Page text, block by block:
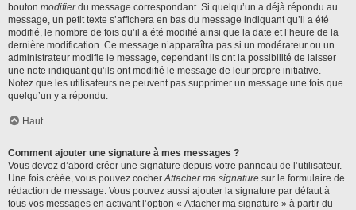
bouton modifierdu message correspondant. Si quelqu’un a déjà répondu au
message, un petit texte s’affichera en bas du message indiquant qu’il a été
modifié, le nombre de fois qu’il a été modifié ainsi que la date et l’heure de la
dernière modification. Ce message n’apparaîtra pas si un modérateur ou un
administrateur modifie le message, cependant ils ont la possibilité de laisser
une note indiquant qu’ils ont modifié le message de leur propre initiative.
Notez que les utilisateurs ne peuvent pas supprimer un message une fois que
quelqu’un y a répondu.
Haut
Comment ajouter une signature à mes messages ?
Vous devez d’abord créer une signature depuis votre panneau de l’utilisateur.
Une fois créée, vous pouvez cocherAttacher ma signature sur le formulaire de
rédaction de message. Vous pouvez aussi ajouter la signature par défaut à
tous vos messages en activant l’option « Attacher ma signature » à partir du